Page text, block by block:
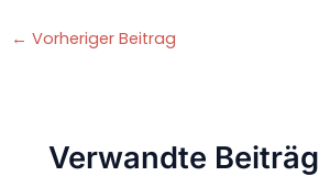
← Vorheriger Beitrag
Verwandte